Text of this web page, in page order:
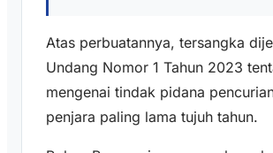
Atas perbuatannya, tersangka
Undang Nomor 1 Tahun 2023
mengenai tindak pidana
penjara paling lama tujuh tahun.